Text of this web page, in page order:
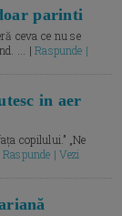
parinti
ceva ce nu se
... |Raspunde |
in aer
copilului.” „Ne
Raspunde | Vezi